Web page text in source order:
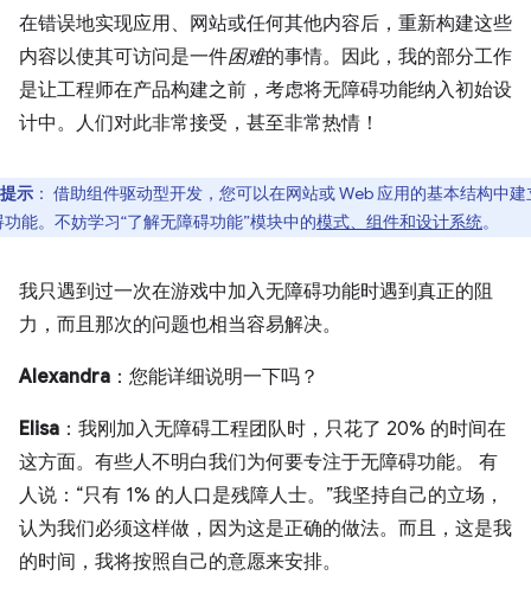
在错误地实现应用、网站或任何其他内容后，重新构建这些
内容以使其可访问是一件困难的事情。因此，我的部分工作
是让工程师在产品构建之前，考虑将无障碍功能纳入初始设
计中。人们对此非常接受，甚至非常热情！
提示 ： 借助组件驱动型开发，您可以在网站或 Web 应用的基本结构中建
功能。不妨学习“了解无障碍功能”模块中的模式、组件和设计系统。
我只遇到过一次在游戏中加入无障碍功能时遇到真正的阻
力，而且那次的问题也相当容易解决。
Alexandra ：您能详细说明一下吗？
Elisa ：我刚加入无障碍工程团队时，只花了 20% 的时间在
这方面。有些人不明白我们为何要专注于无障碍功能。 有
人说：“只有 1% 的人口是残障人士。”我坚持自己的立场，
认为我们必须这样做，因为这是正确的做法。而且，这是我
的时间，我将按照自己的意愿来安排。